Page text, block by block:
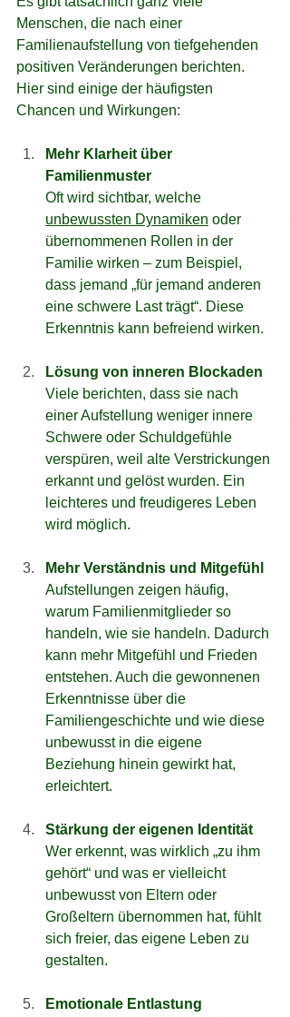
Menschen, die nach einer
Familienaufstellung von tiefgehenden
positiven Veränderungen berichten.
Hier sind einige der häufigsten
Chancen und Wirkungen:
Mehr Klarheit über
Familienmuster
Oft wird sichtbar, welche
unbewussten Dynamiken oder
übernommenen Rollen in der
Familie wirken – zum Beispiel,
dass jemand „für jemand anderen
eine schwere Last trägt“. Diese
Erkenntnis kann befreiend wirken.
Lösung von inneren Blockaden
Viele berichten, dass sie nach
einer Aufstellung weniger innere
Schwere oder Schuldgefühle
verspüren, weil alte Verstrickungen
erkannt und gelöst wurden. Ein
leichteres und freudigeres Leben
wird möglich.
Mehr Verständnis und Mitgefühl
Aufstellungen zeigen häufig,
warum Familienmitglieder so
handeln, wie sie handeln. Dadurch
kann mehr Mitgefühl und Frieden
entstehen. Auch die gewonnenen
Erkenntnisse über die
Familiengeschichte und wie diese
unbewusst in die eigene
Beziehung hinein gewirkt hat,
erleichtert.
Stärkung der eigenen Identität
Wer erkennt, was wirklich „zu ihm
gehört“ und was er vielleicht
unbewusst von Eltern oder
Großeltern übernommen hat, fühlt
sich freier, das eigene Leben zu
gestalten.
Emotionale Entlastung